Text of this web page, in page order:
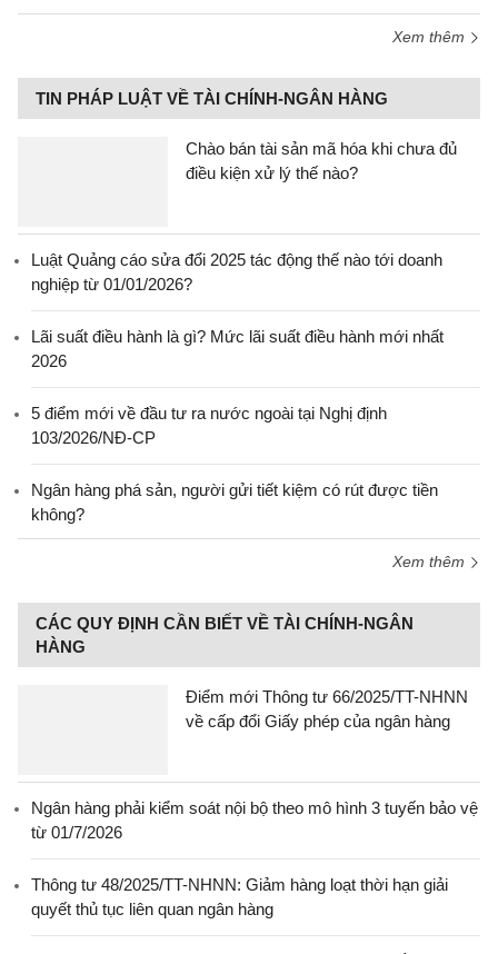
Xem thêm
TIN PHÁP LUẬT VỀ TÀI CHÍNH-NGÂN HÀNG
Chào bán tài sản mã hóa khi chưa đủ
điều kiện xử lý thế nào?
Luật Quảng cáo sửa đổi 2025 tác động thế nào tới doanh
nghiệp từ 01/01/2026?
Lãi suất điều hành là gì? Mức lãi suất điều hành mới nhất
2026
5 điểm mới về đầu tư ra nước ngoài tại Nghị định
103/2026/NĐ-CP
Ngân hàng phá sản, người gửi tiết kiệm có rút được tiền
không?
Xem thêm
CÁC QUY ĐỊNH CẦN BIẾT VỀ TÀI CHÍNH-NGÂN
HÀNG
Điểm mới Thông tư 66/2025/TT-NHNN
về cấp đổi Giấy phép của ngân hàng
Ngân hàng phải kiểm soát nội bộ theo mô hình 3 tuyến bảo vệ
từ 01/7/2026
Thông tư 48/2025/TT-NHNN: Giảm hàng loạt thời hạn giải
quyết thủ tục liên quan ngân hàng